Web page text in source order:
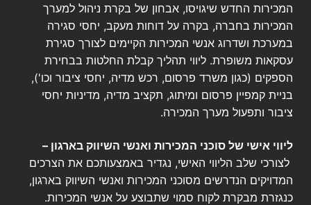
המכירות החדש שיגויסו, אבחון של בקרת ניהול למערך
המכירות בחברה, בקרה על דוחות מעקב, יחסי סגירה
במערכת ושדרוג אנשי המכירות הקיימים לצורך סגירת
עסקאות משופרת. ליווי תהליך קבלת החלטות בבחירת
הספקים (כגון משרד פרסום, רכש מדיה, יחסי ציבור וכו'),
בניית קמפיין פרסום ומיתוג, תקציב מדיה, מדיניות יחסי
ציבור ותפעול מערך המכירה.
ליווי אישי של סוכני המכירות ואנשי השיווק בארגון –
לצורכי שלב הליווי האישי, נגדיר באמצעותכם את הצרכים
המדויקים הנדרשים מסוכני המכירות ואנשי השיווק בארגון,
כנגזרת מבקרת לקוח סמוי שתבוצע על אנשי המכירות.